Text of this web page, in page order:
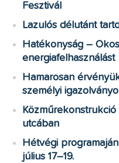
Fesztivál
Lazulós délutánt
Hatékonyság –
energiafelhasználást
Hamarosan
személyi
utcában
Hétvégi
július 17–19.